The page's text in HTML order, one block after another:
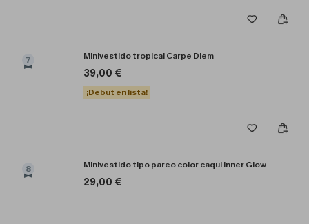
7 Minivestido tropical Carpe Diem
39,00 €
¡Debut en lista!
8 Minivestido tipo pareo color caqui Inner Glow
29,00 €